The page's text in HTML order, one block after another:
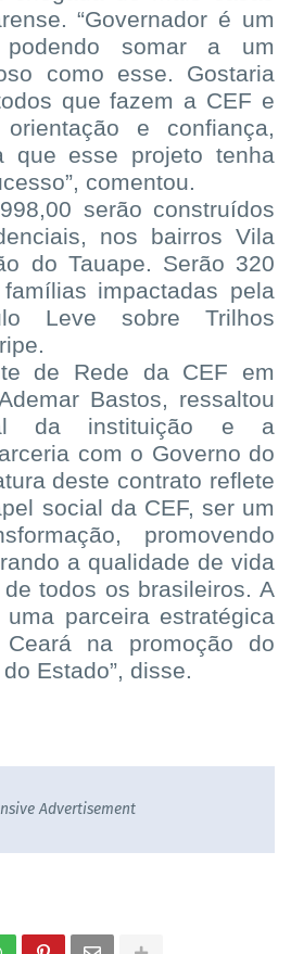
“Governador é um
podendo somar a um
como esse. Gostaria
que fazem a CEF e
e confiança,
que esse projeto tenha
comentou.
serão construídos
nos bairros Vila
do Tauape. Serão 320
impactadas pela
Leve sobre Trilhos
de Rede da CEF em
Bastos, ressaltou
da instituição e a
com o Governo do
deste contrato reflete
social da CEF, ser um
promovendo
a qualidade de vida
todos os brasileiros. A
parceira estratégica
na promoção do
Estado”, disse.
Advertisement